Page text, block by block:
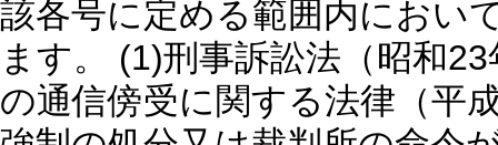
該各号に定める範囲内におい
ます。 (1)刑事訴訟法（昭和
の通信傍受に関する法律（平